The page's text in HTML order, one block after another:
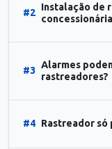
#2
Instalação de
#3
Alarmes
rastreadores?
#4 Rastreador só